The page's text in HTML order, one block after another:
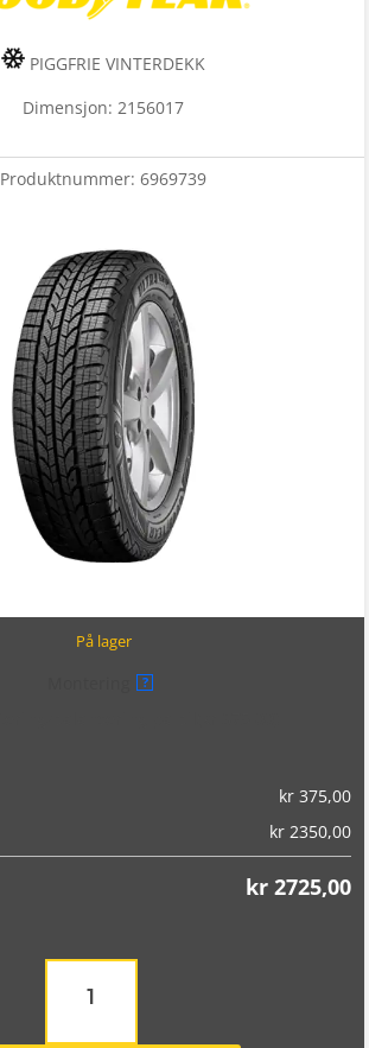
PIGGFRIE VINTERDEKK
Dimensjon: 2156017
Produktnummer: 6969739
På lager
?
kr375,00
kr2350,00
kr2725,00
Goodyear
Ultragrip